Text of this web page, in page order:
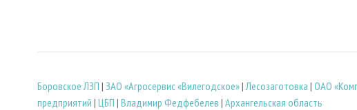
Боровское ЛЗП | ЗАО «Агросервис «Вилегодское»| Лесозаготовка | ОАО
предприятий | ЦБП | Владимир Федфебелев | Архангельская область